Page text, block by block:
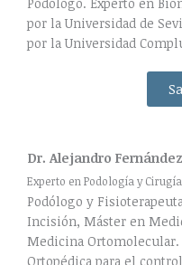
por la Universidad de
por la Universidad
Dr. Alejandro
Experto en Podología y Cirugía
Podólogo y
Incisión, Máster en
Medicina
Ortopédica para el